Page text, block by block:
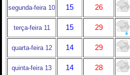
segunda-feira 10 15 26
terça-feira 11 15 29
quarta-feira 12 14 29
quinta-feira 13 14 28